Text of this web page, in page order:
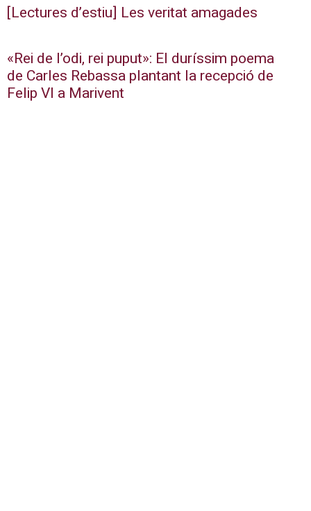
[Lectures d’estiu] Les veritat amagades
«Rei de l’odi, rei puput»: El duríssim poema
de Carles Rebassa plantant la recepció de
Felip VI a Marivent